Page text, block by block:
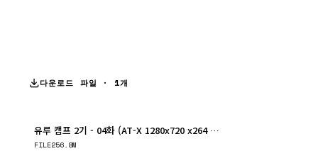
다운로드 파일 · 1개
유루 캠프 2기 - 04화 (AT-X 1280x720 x264 AAC)
FILE256.8M